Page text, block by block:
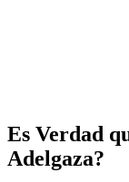
Es Verdad
Adelgaza?